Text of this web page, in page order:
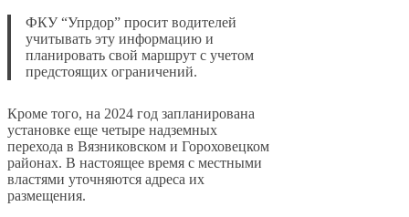
ФКУ “Упрдор” просит водителей
учитывать эту информацию и
планировать свой маршрут с учетом
предстоящих ограничений.
Кроме того, на 2024 год запланирована
установке еще четыре надземных
перехода в Вязниковском и Гороховецком
районах. В настоящее время с местными
властями уточняются адреса их
размещения.